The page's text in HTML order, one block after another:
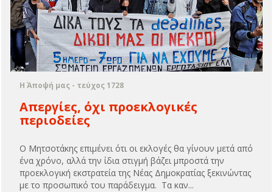
Η Άποψή μας - τεύχος 1728
Απεργίες, όχι προεκλογικές
περιοδείες
Ο Μητσοτάκης επιμένει ότι οι εκλογές θα γίνουν μετά από
ένα χρόνο, αλλά την ίδια στιγμή βάζει μπροστά την
προεκλογική εκστρατεία της Νέας Δημοκρατίας ξεκινώντας
με το προσωπικό του παράδειγμα. Τα καν...